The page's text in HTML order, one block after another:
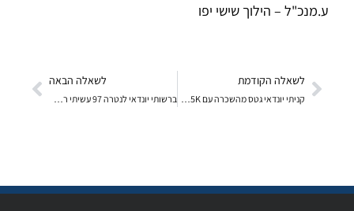
ע.מנכ"ל – הילוך שישי יפו
לשאלה הקודמת לשאלה הבאה